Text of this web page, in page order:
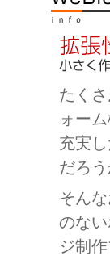
たく
ォー
充実
だろ
そん
のな
ジ制